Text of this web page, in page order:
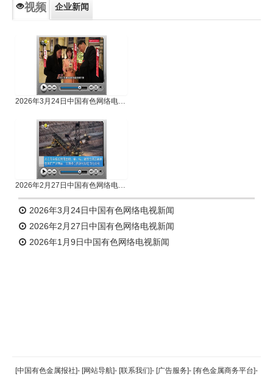
视频 企业新闻
2026年3月24日中国有色网络电视新闻
2026年2月27日中国有色网络电视新闻
2026年3月24日中国有色网络电视新闻
2026年2月27日中国有色网络电视新闻
2026年1月9日中国有色网络电视新闻
返回顶部
[中国有色金属报社]- [网站导航]- [联系我们]- [广告服务]- [有色金属商务平台]-